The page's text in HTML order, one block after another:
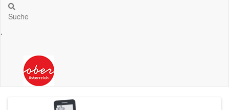
Suche
.